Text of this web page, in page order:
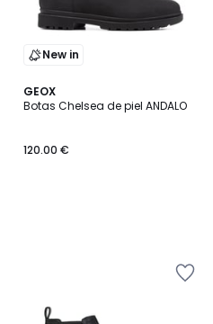
New in
GEOX
Botas Chelsea de piel ANDALO
120.00 €